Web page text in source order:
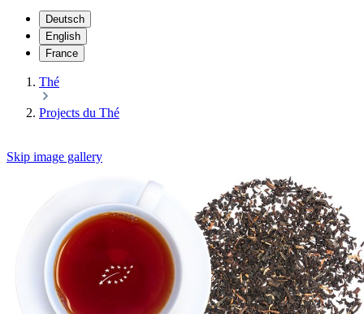
Deutsch
English
France
Thé
Projects du Thé
Skip image gallery